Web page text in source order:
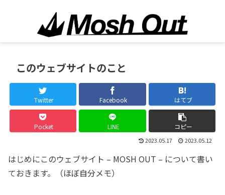
このウェブサイトのこと
Twitter Facebook はてブ
Pocket LINE コピー
2023.05.17 2023.05.12
はじめにこのウェブサイト – MOSH OUT – について書い
ておきます。（ほぼ自分メモ）